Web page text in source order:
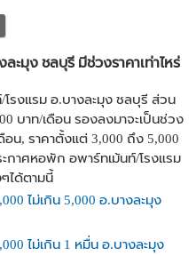
ะมุง ชลบุรี มีช่วงราคาเท่าไหร่
รงแรม อ.บางละมุง ชลบุรี ส่วน
บาท/เดือน รองลงมาจะเป็นช่วง
อน, ราคาตั้งแต่ 3,000 ถึง 5,000
กาศหอพัก อพาร์ทเม้นท์/โรงแรม
ได้ตามนี้
ไม่เกิน 5,000 อ.บางละมุง
ไม่เกิน 1 หมื่น อ.บางละมุง